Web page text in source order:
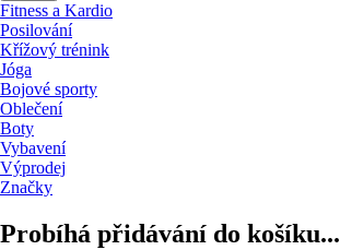
Fitness a Kardio
Posilování
Křížový trénink
Jóga
Bojové sporty
Oblečení
Boty
Vybavení
Výprodej
Značky
Probíhá přidávání do košíku...